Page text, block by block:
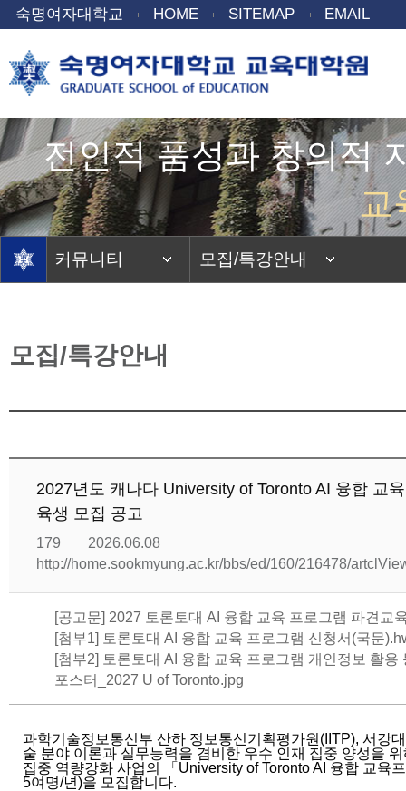
숙명여자대학교 HOME SITEMAP EMAIL
전인적 품성과 창의적
교
커뮤니티 모집/특강안내
모집/특강안내
2027년도 캐나다 University of Toronto AI 융합 교
육생 모집 공고
179
2026.06.08
http://home.sookmyung.ac.kr/bbs/ed/160/216478/
[공고문] 2027 토론토대 AI 융합 교육 프로그램 파견교
[첨부1] 토론토대 AI 융합 교육 프로그램 신청서(국문
[첨부2] 토론토대 AI 융합 교육 프로그램 개인정보 활용
포스터_2027 U of Toronto.jpg
과학기술정보통신부 산하 정보통신기획평가원(IITP), 서강
술 분야 이론과 실무능력을 겸비한 우수 인재 집중 양성을
집중 역량강화 사업의 「University of Toronto AI 융합 교육
5여명/년)을 모집합니다.